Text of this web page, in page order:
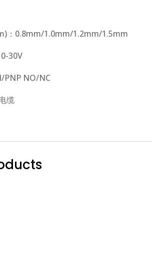
：0.8mm/1.0mm/1.2mm/1.5mm
30V
PNP NO/NC
缆